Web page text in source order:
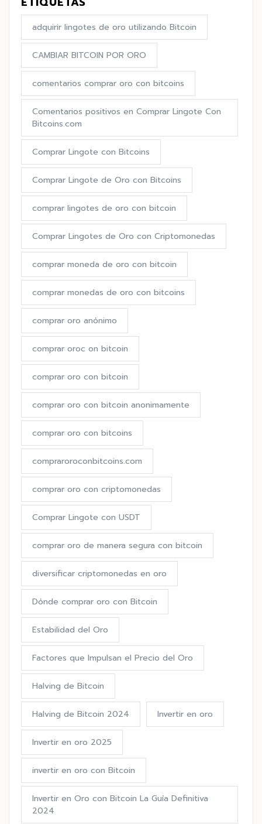
adquirir lingotes de oro utilizando Bitcoin
CAMBIAR BITCOIN POR ORO
comentarios comprar oro con bitcoins
Comentarios positivos en Comprar Lingote Con
Bitcoins.com
Comprar Lingote con Bitcoins
Comprar Lingote de Oro con Bitcoins
comprar lingotes de oro con bitcoin
Comprar Lingotes de Oro con Criptomonedas
comprar moneda de oro con bitcoin
comprar monedas de oro con bitcoins
comprar oro anónimo
comprar oroc on bitcoin
comprar oro con bitcoin
comprar oro con bitcoin anonimamente
comprar oro con bitcoins
compraroroconbitcoins.com
comprar oro con criptomonedas
Comprar Lingote con USDT
comprar oro de manera segura con bitcoin
diversificar criptomonedas en oro
Dónde comprar oro con Bitcoin
Estabilidad del Oro
Factores que Impulsan el Precio del Oro
Halving de Bitcoin
Halving de Bitcoin 2024 Invertir en oro
Invertir en oro 2025
invertir en oro con Bitcoin
Invertir en Oro con Bitcoin La Guía Definitiva
2024